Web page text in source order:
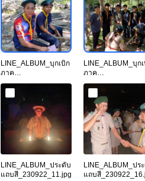
LINE_ALBUM_บุกเบิก
ภาค
ทฤษฎี_230922_24.jp
LINE_ALBUM_บุก
ภาค
ทฤษฎี
LINE_ALBUM_ประดับ
แถบสี_230922_11.jpg
LINE_ALBUM_ปร
แถบสี